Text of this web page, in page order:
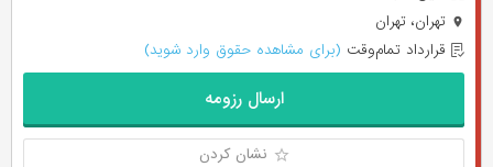
تهران، تهران
قرارداد تمام‌وقت (برای مشاهده حقوق وارد شوید)
ارسال رزومه
نشان کردن